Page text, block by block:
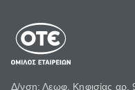
Δ/νση: Λεωφ. Κηφισίας αρ.